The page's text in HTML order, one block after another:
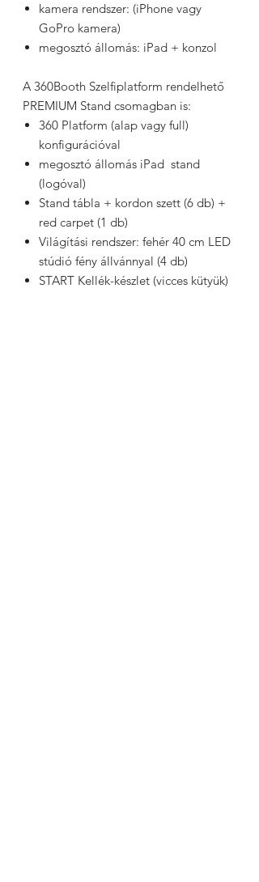
kamera rendszer: (iPhone vagy
GoPro kamera)
megosztó állomás: iPad + konzol
A 360Booth Szelfiplatform rendelhető
PREMIUM Stand csomagban is:
360 Platform (alap vagy full)
konfigurációval
megosztó állomás iPad stand
(logóval)
Stand tábla + kordon szett (6 db) +
red carpet (1 db)
Világítási rendszer: fehér 40 cm LED
stúdió fény állvánnyal (4 db)
START Kellék-készlet (vicces kütyük)